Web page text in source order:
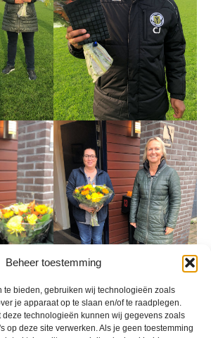
Beheer toestemming
te bieden, gebruiken wij technologieën zoals
je apparaat op te slaan en/of te raadplegen.
deze technologieën kunnen wij gegevens zoals
op deze site verwerken. Als je geen toestemming